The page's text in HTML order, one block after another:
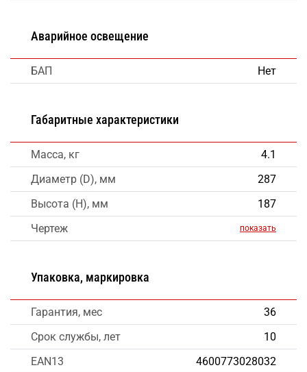
Аварийное освещение
БАП Нет
Габаритные характеристики
Масса, кг
4.1
Диаметр (D), мм
287
Высота (H), мм
187
Чертеж
показать
Упаковка, маркировка
Гарантия, мес
36
Срок службы, лет
10
EAN13
4600773028032